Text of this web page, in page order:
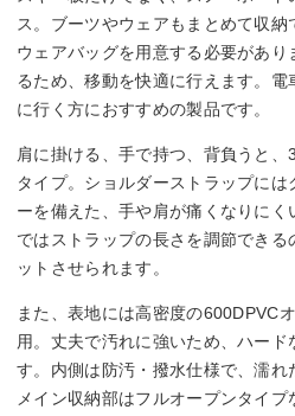
ス。ブーツやウェアもまとめて収
ウェアバッグを用意する必要があ
るため、移動を快適に行えます。
に行く方におすすめの製品です。
肩に掛ける、手で持つ、背負うと
タイプ。ショルダーストラップに
ーを備えた、手や肩が痛くなりに
ではストラップの長さを調節できる
ットさせられます。
また、表地には高密度の600DPVC
用。丈夫で汚れに強いため、ハード
す。内側は防汚・撥水仕様で、濡れ
メイン収納部はフルオープンタイ